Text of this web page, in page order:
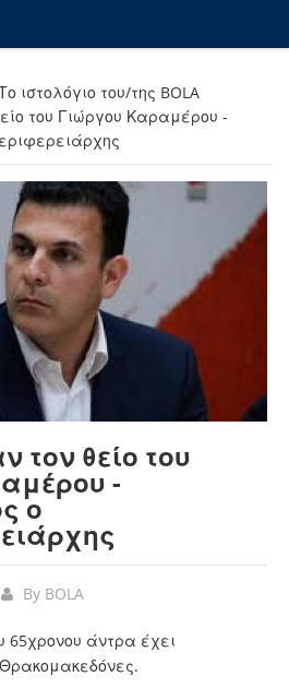
ιστολόγιο του/της BOLA
του Γιώργου Καραμέρου -
θείο του
-
ο
By BOLA
65χρονου άντρα έχει